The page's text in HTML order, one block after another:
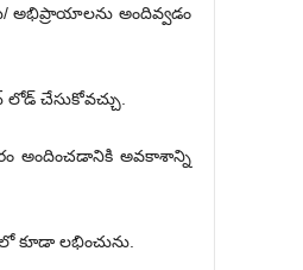
అభిప్రాయాలను అందివ్వడం
చేసుకోవచ్చు.
అవకాశాన్ని
కూడా లభించును.